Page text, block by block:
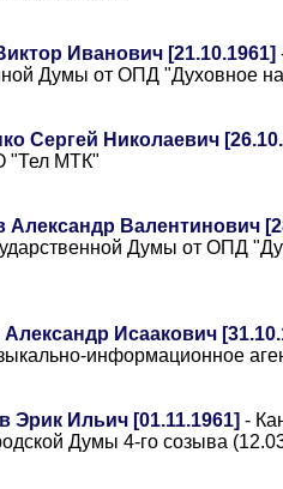
Иванович [21.10.1961]
Думы от ОПД "Духовное
Сергей Николаевич
"Тел МТК"
Александр Валентинович
Думы от ОПД
Исаакович
информационное
Эрик Ильич [01.11.1961] -
Думы 4-го созыва